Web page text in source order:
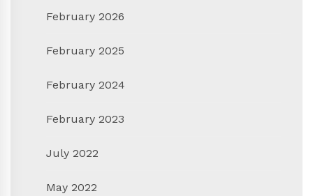
February 2026
February 2025
February 2024
February 2023
July 2022
May 2022